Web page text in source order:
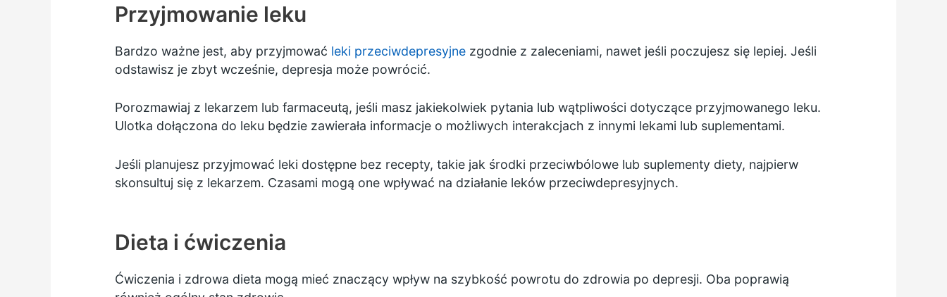
Przyjmowanie leku
Bardzo ważne jest, aby przyjmować leki przeciwdepresyjnezgodnie z zaleceniami, nawet jeśli poczujesz się lepiej. Jeśli
odstawisz je zbyt wcześnie, depresja może powrócić.
Porozmawiaj z lekarzem lub farmaceutą, jeśli masz jakiekolwiek pytania lub wątpliwości dotyczące przyjmowanego leku.
Ulotka dołączona do leku będzie zawierała informacje o możliwych interakcjach z innymi lekami lub suplementami.
Jeśli planujesz przyjmować leki dostępne bez recepty, takie jak środki przeciwbólowe lub suplementy diety, najpierw
skonsultuj się z lekarzem. Czasami mogą one wpływać na działanie leków przeciwdepresyjnych.
Dieta i ćwiczenia
Ćwiczenia i zdrowa dieta mogą mieć znaczący wpływ na szybkość powrotu do zdrowia po depresji. Oba poprawią